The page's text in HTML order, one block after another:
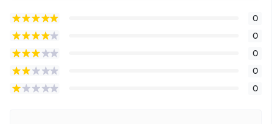
0
0
0
0
0